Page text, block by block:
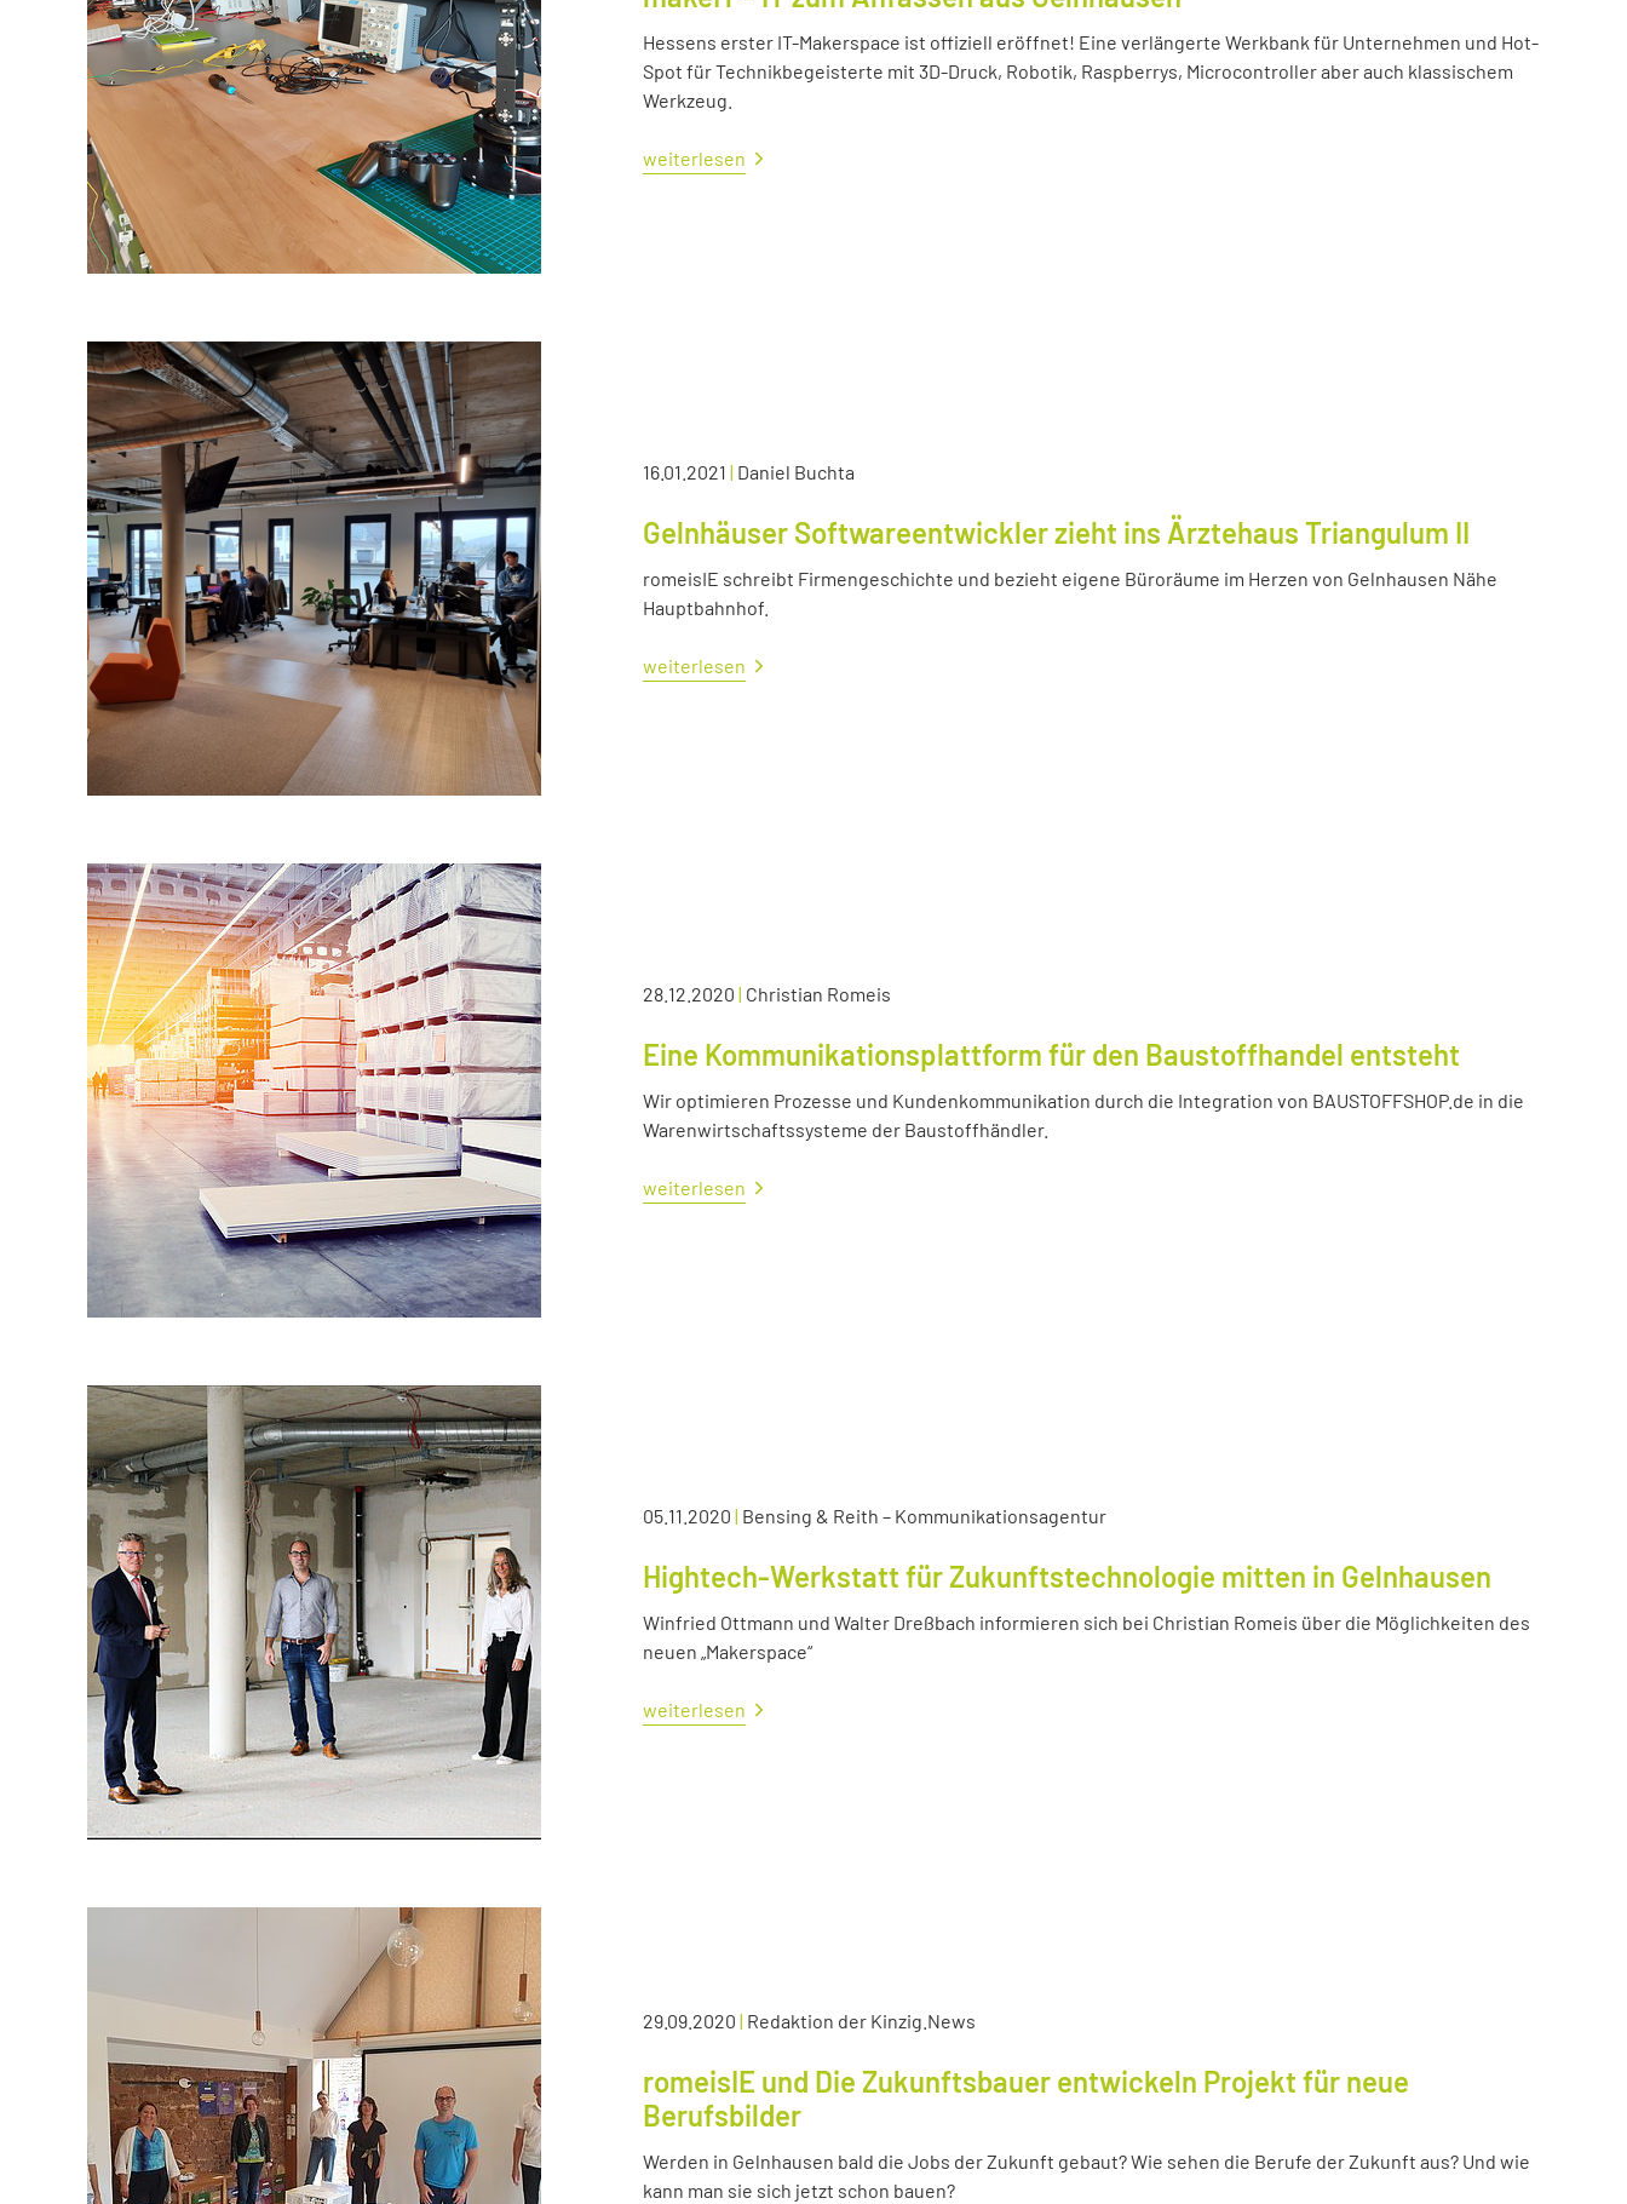
Hessens erster IT-Makerspace ist offiziell eröffnet! Eine verlängerte Werkbank für Unternehmen und Hot-
Spot für Technikbegeisterte mit 3D-Druck, Robotik, Raspberrys, Microcontroller aber auch klassischem
Werkzeug.
weiterlesen
16.01.2021 | Daniel Buchta
Gelnhäuser Softwareentwickler zieht ins Ärztehaus Triangulum II
romeisIE schreibt Firmengeschichte und bezieht eigene Büroräume im Herzen von Gelnhausen Nähe
Hauptbahnhof.
weiterlesen
28.12.2020 | Christian Romeis
Eine Kommunikationsplattform für den Baustoffhandel entsteht
Wir optimieren Prozesse und Kundenkommunikation durch die Integration von BAUSTOFFSHOP.de in die
Warenwirtschaftssysteme der Baustoffhändler.
weiterlesen
05.11.2020 | Bensing & Reith – Kommunikationsagentur
Hightech-Werkstatt für Zukunftstechnologie mitten in Gelnhausen
Winfried Ottmann und Walter Dreßbach informieren sich bei Christian Romeis über die Möglichkeiten des
neuen „Makerspace“
weiterlesen
29.09.2020 | Redaktion der Kinzig.News
romeisIE und Die Zukunftsbauer entwickeln Projekt für neue
Berufsbilder
Werden in Gelnhausen bald die Jobs der Zukunft gebaut? Wie sehen die Berufe der Zukunft aus? Und wie
kann man sie sich jetzt schon bauen?